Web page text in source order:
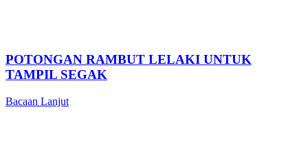
POTONGAN RAMBUT LELAKI UNTUK
TAMPIL SEGAK
Bacaan Lanjut